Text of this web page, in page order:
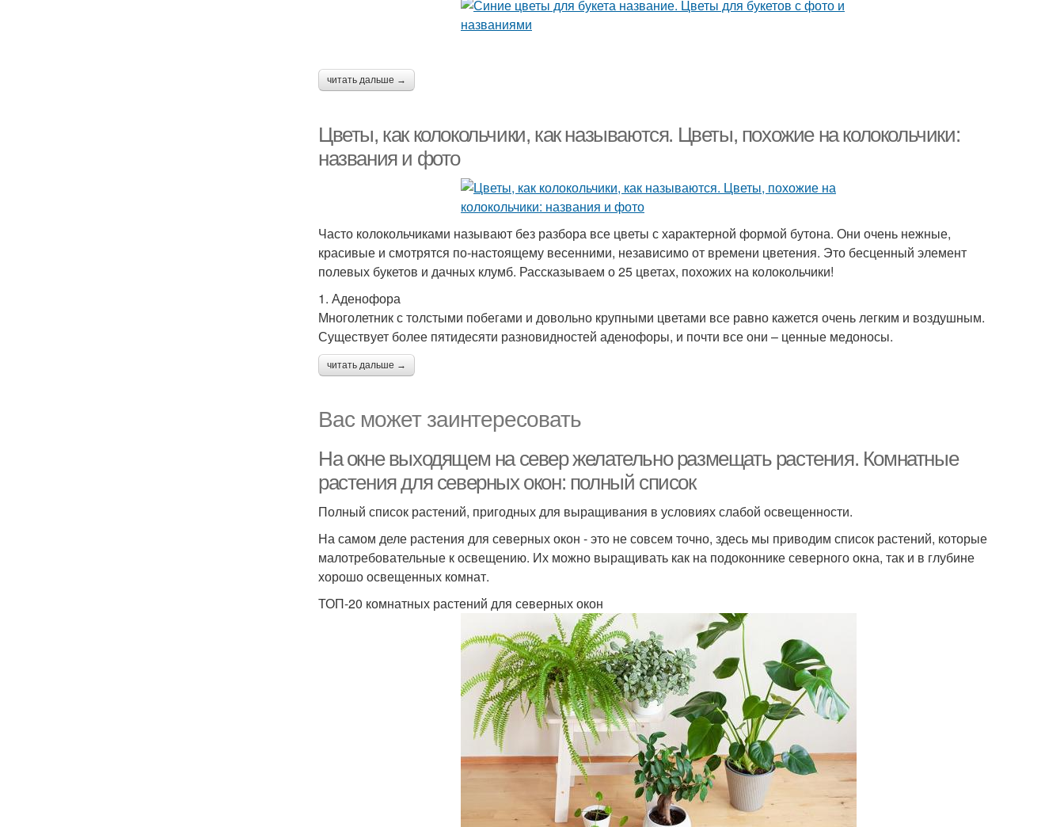
читать дальше →
Цветы, как колокольчики, как называются. Цветы, похожие на колокольчики:
названия и фото
Часто колокольчиками называют без разбора все цветы с характерной формой бутона. Они очень нежные,
красивые и смотрятся по-настоящему весенними, независимо от времени цветения. Это бесценный элемент
полевых букетов и дачных клумб. Рассказываем о 25 цветах, похожих на колокольчики!
1. Аденофора
Многолетник с толстыми побегами и довольно крупными цветами все равно кажется очень легким и воздушным.
Существует более пятидесяти разновидностей аденофоры, и почти все они – ценные медоносы.
читать дальше →
Вас может заинтересовать
На окне выходящем на север желательно размещать растения. Комнатные
растения для северных окон: полный список
Полный список растений, пригодных для выращивания в условиях слабой освещенности.
На самом деле растения для северных окон - это не совсем точно, здесь мы приводим список растений, которые
малотребовательные к освещению. Их можно выращивать как на подоконнике северного окна, так и в глубине
хорошо освещенных комнат.
ТОП-20 комнатных растений для северных окон